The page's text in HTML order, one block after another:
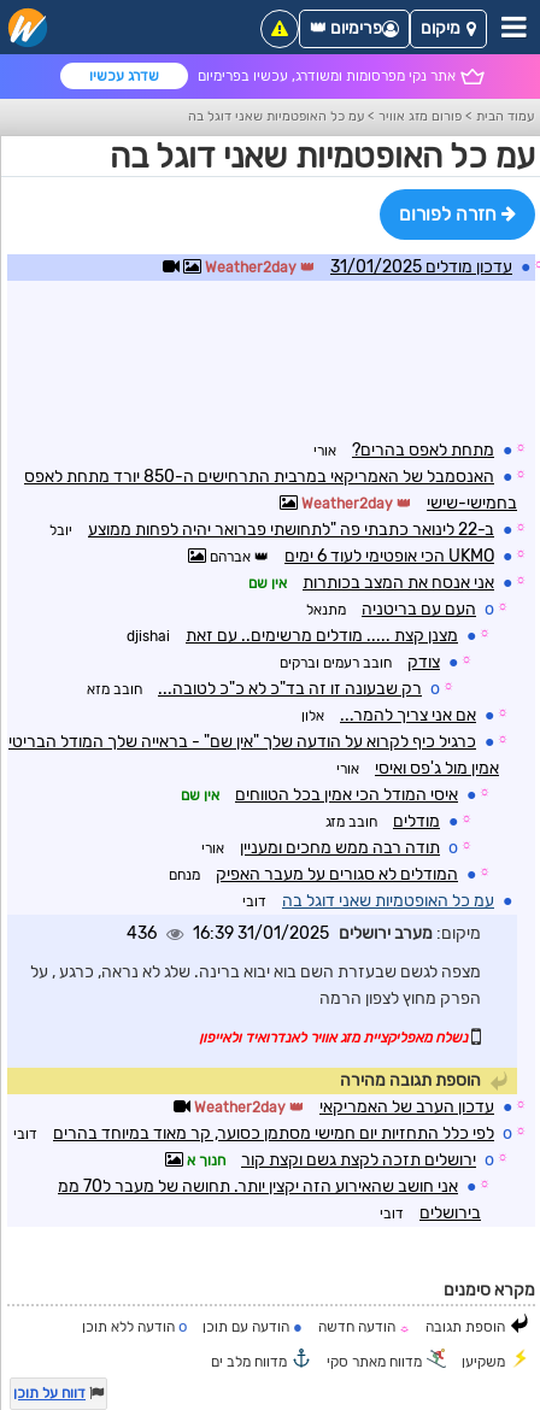
אתר נקי מפרסומות ומשודרג, עכשיו בפרימיום שדרג עכשיו
מיקום פרימיום 👑
עמוד הבית > פורום מזג אוויר > עמ כל האופטמיות שאני דוגל בה
עמ כל האופטמיות שאני דוגל בה
חזרה לפורום
● עדכון מודלים 31/01/2025
☼
● מתחת לאפס בהרים? אורי
☼
●
האנסמבל של האמריקאי במרבית התרחישים ה-850 יורד מתחת לאפס
בחמישי-שישי
☼
● ב-22 לינואר כתבתי פה "לתחושתי פברואר יהיה לפחות ממוצע יובל
☼
● UKMO הכי אופטימי לעוד 6 ימים אברהם
☼
● אני אנסח את המצב בכותרות אין שם
☼
o העם עם בריטניה מתנאל
☼
● מצנן קצת ..... מודלים מרשימים.. עם זאת djishai
☼
● צודק חובב רעמים וברקים
☼
o רק שבעונה זו זה בד"כ לא כ"כ לטובה... חובב מזא
☼
● אם אני צריך להמר... אלון
☼
● כרגיל כיף לקרוא על הודעה שלך "אין שם" - בראייה שלך המודל הבריטי
אמין מול ג'פס ואיסי
אורי
☼
● איסי המודל הכי אמין בכל הטווחים אין שם
☼
● מודלים חובב מזג
☼
o תודה רבה ממש מחכים ומעניין אורי
☼
● המודלים לא סגורים על מעבר האפיק מנחם
● עמ כל האופטמיות שאני דוגל בה דובי
מיקום: מערב ירושלים 31/01/2025 16:39
436
מצפה לגשם שבעזרת השם בוא יבוא ברינה. שלג לא נראה, כרגע , על
הפרק מחוץ לצפון הרמה
נשלח מאפליקציית מזג אוויר לאנדרואיד ולאייפון
הוספת תגובה מהירה
☼
● עדכון הערב של האמריקאי
☼
o לפי כלל התחזיות יום חמישי מסתמן כסוער, קר מאוד במיוחד בהרים דובי
☼
o ירושלים תזכה לקצת גשם וקצת קור חנוך א
☼
●
אני חושב שהאירוע הזה יקצין יותר. תחושה של מעבר ל70 ממ
בירושלים
דובי
מקרא סימנים
הוספת תגובה ☼ הודעה חדשה ● הודעה עם תוכן o הודעה ללא תוכן
משקיען מדווח מאתר סקי
מדווח מלב ים
דווח על תוכן